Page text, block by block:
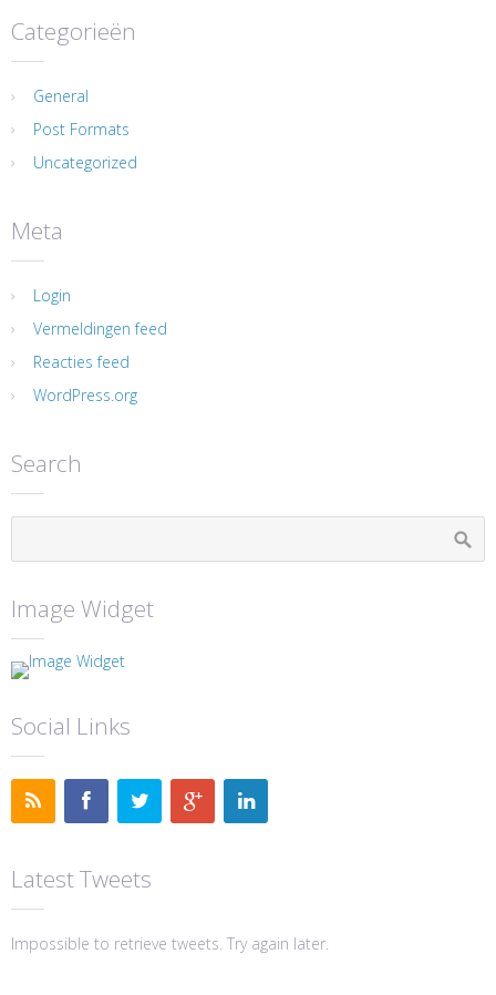
Categorieën
General
Post Formats
Uncategorized
Meta
Login
Vermeldingen feed
Reacties feed
WordPress.org
Search
Image Widget
Social Links
Latest Tweets
Impossible to retrieve tweets. Try again later.